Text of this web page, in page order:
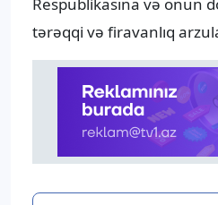
Respublikasına və onun
tərəqqi və firavanlıq